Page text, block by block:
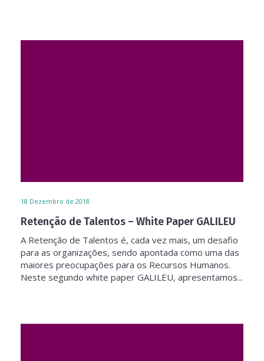
18 Dezembro de 2018
Retenção de Talentos – White Paper GALILEU
A Retenção de Talentos é, cada vez mais, um desafio
para as organizações, sendo apontada como uma das
maiores preocupações para os Recursos Humanos.
Neste segundo white paper GALILEU, apresentamos...